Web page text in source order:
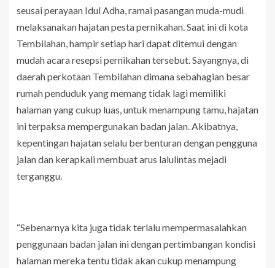
seusai perayaan Idul Adha, ramai pasangan muda-mudi
melaksanakan hajatan pesta pernikahan. Saat ini di kota
Tembilahan, hampir setiap hari dapat ditemui dengan
mudah acara resepsi pernikahan tersebut. Sayangnya, di
daerah perkotaan Tembilahan dimana sebahagian besar
rumah penduduk yang memang tidak lagi memiliki
halaman yang cukup luas, untuk menampung tamu, hajatan
ini terpaksa mempergunakan badan jalan. Akibatnya,
kepentingan hajatan selalu berbenturan dengan pengguna
jalan dan kerapkali membuat arus lalulintas mejadi
terganggu.
“Sebenarnya kita juga tidak terlalu mempermasalahkan
penggunaan badan jalan ini dengan pertimbangan kondisi
halaman mereka tentu tidak akan cukup menampung